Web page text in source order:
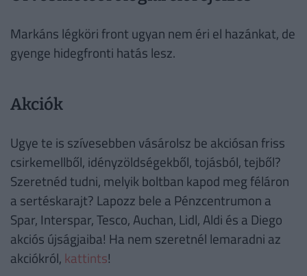
Markáns légköri front ugyan nem éri el hazánkat, de
gyenge hidegfronti hatás lesz.
Akciók
Ugye te is szívesebben vásárolsz be akciósan friss
csirkemellből, idényzöldségekből, tojásból, tejből?
Szeretnéd tudni, melyik boltban kapod meg féláron
a sertéskarajt? Lapozz bele a Pénzcentrumon a
Spar, Interspar, Tesco, Auchan, Lidl, Aldi és a Diego
akciós újságjaiba! Ha nem szeretnél lemaradni az
akciókról, kattints!